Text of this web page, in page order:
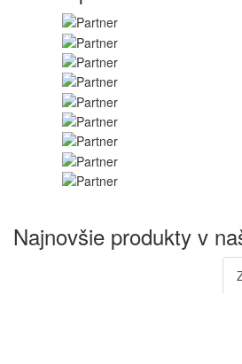
Najnovšie produkty v